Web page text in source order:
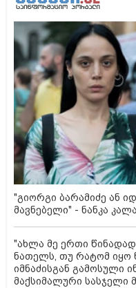
"გიორგი ბარამიძე ან
მავნებელი" - ნანკა
"ახლა მე ერთი
ნათელს, თუ რატომ იყო
იმნაძისგან გამოსული
მაქსიმალური სასჯელი